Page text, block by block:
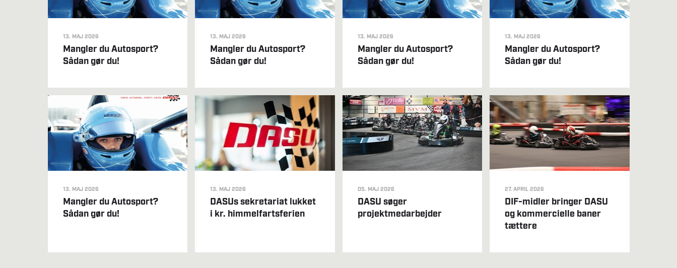
13. MAJ 2026
Mangler du Autosport?
Sådan gør du!
13. MAJ 2026
Mangler du Autosport?
Sådan gør du!
13. MAJ 2026
Mangler du Autosport?
Sådan gør du!
13. MAJ 2026
Mangler du Autosport?
Sådan gør du!
13. MAJ 2026
Mangler du Autosport?
Sådan gør du!
13. MAJ 2026
DASUs sekretariat lukket
i kr. himmelfartsferien
05. MAJ 2026
DASU søger
projektmedarbejder
27. APRIL 2026
DIF-midler bringer DASU
og kommercielle baner
tættere